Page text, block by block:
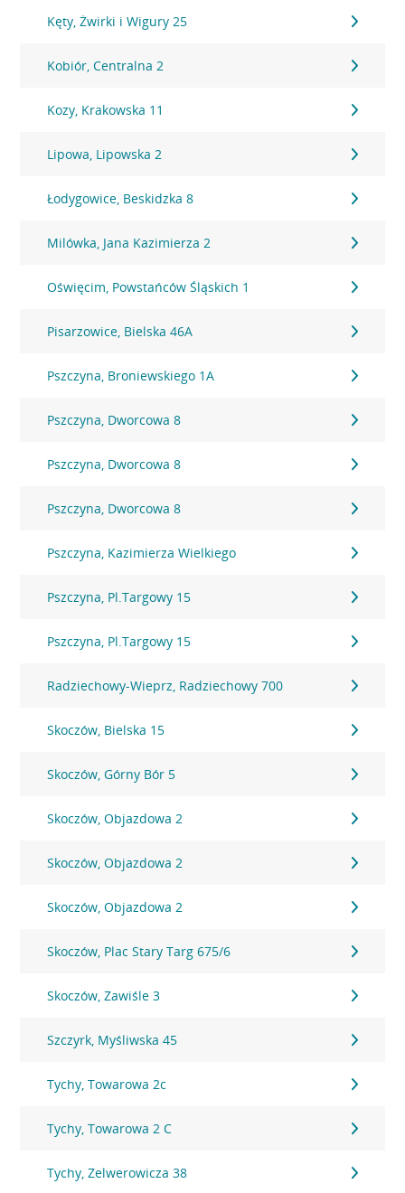
Kęty, Żwirki i Wigury 25
Kobiór, Centralna 2
Kozy, Krakowska 11
Lipowa, Lipowska 2
Łodygowice, Beskidzka 8
Milówka, Jana Kazimierza 2
Oświęcim, Powstańców Śląskich 1
Pisarzowice, Bielska 46A
Pszczyna, Broniewskiego 1A
Pszczyna, Dworcowa 8
Pszczyna, Dworcowa 8
Pszczyna, Dworcowa 8
Pszczyna, Kazimierza Wielkiego
Pszczyna, Pl.Targowy 15
Pszczyna, Pl.Targowy 15
Radziechowy-Wieprz, Radziechowy 700
Skoczów, Bielska 15
Skoczów, Górny Bór 5
Skoczów, Objazdowa 2
Skoczów, Objazdowa 2
Skoczów, Objazdowa 2
Skoczów, Plac Stary Targ 675/6
Skoczów, Zawiśle 3
Szczyrk, Myśliwska 45
Tychy, Towarowa 2c
Tychy, Towarowa 2 C
Tychy, Zelwerowicza 38